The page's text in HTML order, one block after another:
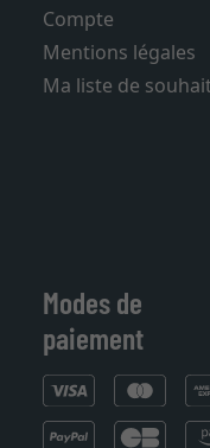
Compte
Mentions légales
Ma liste de
Modes de
paiement